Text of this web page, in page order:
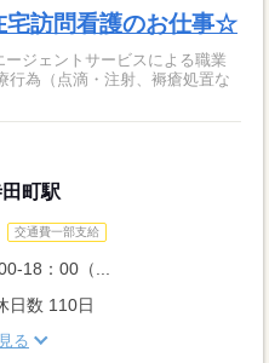
訪問看護のお仕事☆
ジェントサービスによる職業
行為（点滴・注射、褥瘡処置な
町駅
交通費一部支給
18：00（...
日数 110日
る